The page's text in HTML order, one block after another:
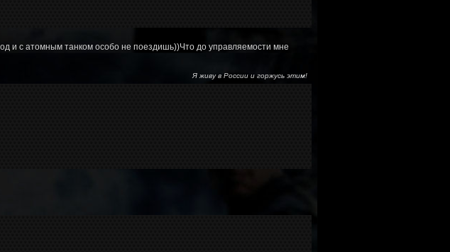
и с атомным танком особо не поездишь))Что до управляемости мне
Я живу в России и горжусь этим!